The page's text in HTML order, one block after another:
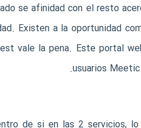
se afinidad con el resto
Existen a la oportunidad
vale la pena. Este portal
usuarios
de si en las 2 servicios,